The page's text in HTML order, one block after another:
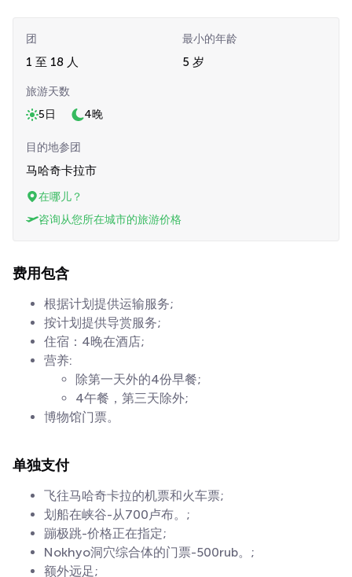
团
1 至 18 人
最小的年龄
5 岁
旅游天数
5日
4晚
目的地参团
马哈奇卡拉市
在哪儿？
咨询从您所在城市的旅游价格
费用包含
根据计划提供运输服务;
按计划提供导赏服务;
住宿：4晚在酒店;
营养:
除第一天外的4份早餐;
4午餐，第三天除外;
博物馆门票。
单独支付
飞往马哈奇卡拉的机票和火车票;
划船在峡谷-从700卢布。;
蹦极跳-价格正在指定;
Nokhyo洞穴综合体的门票-500rub。;
额外远足;